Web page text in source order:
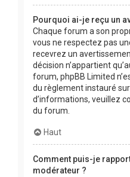
Pourquoi ai-je reçu un
Chaque forum a son
vous ne respectez pas
recevrez un
décision n’appartient
forum, phpBB Limited
du règlement instauré
d’informations, veuillez
du forum.
Haut
Comment puis-je
modérateur ?